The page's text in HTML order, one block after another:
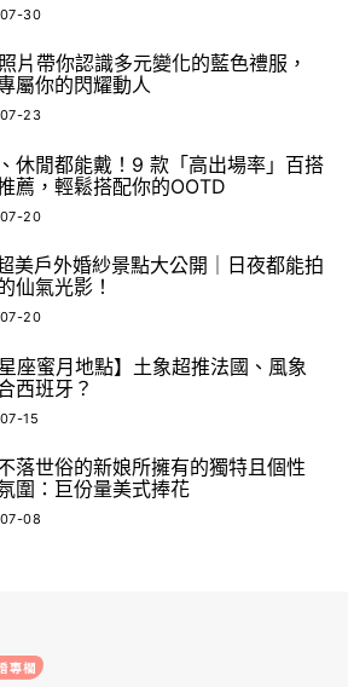
30
片帶你認識多元變化的藍色禮服，
屬你的閃耀動人
23
休閒都能戴！9 款「高出場率」百搭
薦，輕鬆搭配你的OOTD
20
美戶外婚紗景點大公開｜日夜都能拍
仙氣光影！
20
星座蜜月地點】土象超推法國、風象
西班牙？
15
落世俗的新娘所擁有的獨特且個性
圍：巨份量美式捧花
08